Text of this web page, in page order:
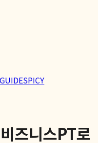
SPICY
즈니스PT로